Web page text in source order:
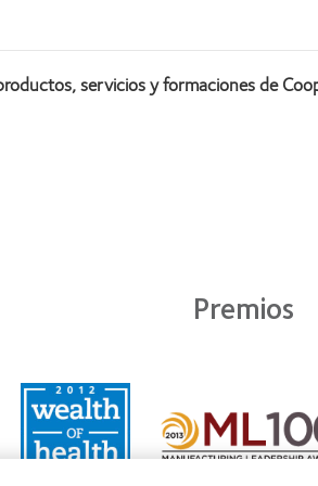
servicios y formaciones de
Premios
Learn
more
about
2011:
Learn
more
about